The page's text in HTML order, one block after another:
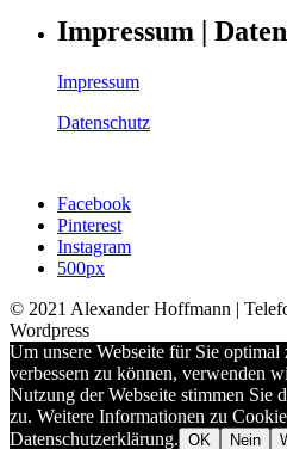
Impressum |
Impressum
Datenschutz
Facebook
Pinterest
Instagram
500px
© 2021 Alexander Hoffmann |
Wordpress
Um unsere Webseite für Sie
verbessern zu können, verwenden
Nutzung der Webseite stimmen Sie
zu. Weitere Informationen zu
Datenschutzerklärung. OK Nein